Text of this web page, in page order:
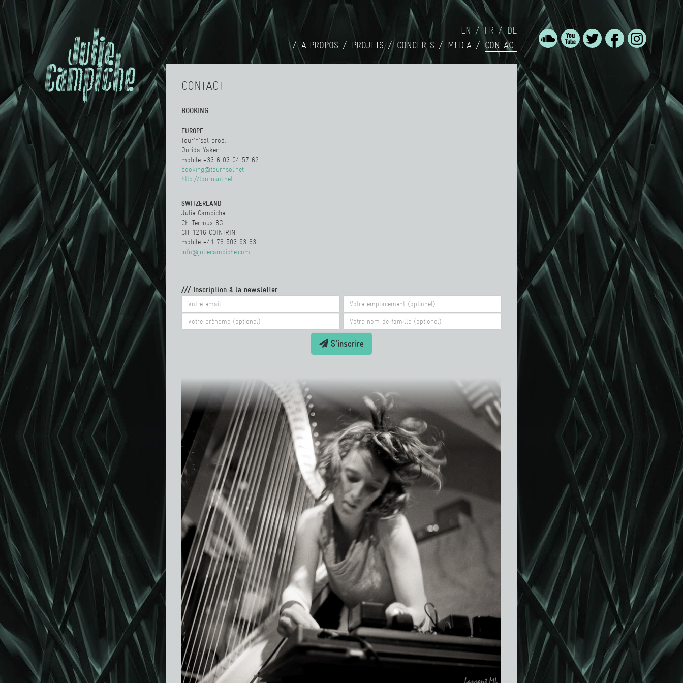
EN FR
DE
A PROPOS
PROJETS CONCERTS MEDIA CONTACT
CONTACT
BOOKING
EUROPE
Tour’n’sol prod.
Ourida Yaker
‭mobile +33 6 03 04 57 62‬
booking@tournsol.net
http://tournsol.net
SWITZERLAND
Julie Campiche
Ch. Terroux 8G
CH-1216 COINTRIN
mobile +41 76 503 93 63
info@juliecampiche.com
/// Inscription à la newsletter
S'inscrire